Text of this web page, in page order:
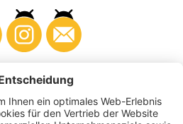
Produzenten